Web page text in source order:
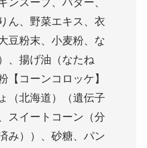
ん、野菜エキス、衣
豆粉末、小麦粉、な
、揚げ油（なたね
【コーンコロッケ】
（北海道）（遺伝子
スイートコーン（分
み））、砂糖、パン